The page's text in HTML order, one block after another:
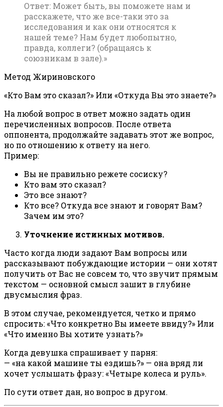
Ответ: Может быть, вы поможете нам и
расскажете, что же все-таки это за
исследования и как они относятся к
нашей теме? Нам будет любопытно,
правда, коллеги? (обращаясь к
союзникам в зале).»
Метод Жириновского
«Кто Вам это сказал?» Или «Откуда Вы это знаете?»
На любой вопрос в ответ можно задать один
перечисленных вопросов. После ответа
оппонента, продолжайте задавать этот же вопрос,
но по отношению к ответу на него.
Пример:
Вы не правильно режете сосиску?
Кто вам это сказал?
Это все знают?
Кто все? Откуда все знают и говорят Вам?
Зачем им это?
Уточнение истинных мотивов.
Часто когда люди задают Вам вопросы или
рассказывают побуждающие истории — они хотят
получить от Вас не совсем то, что звучит прямым
текстом — основной смысл зашит в глубине
двусмыслия фраз.
В этом случае, рекомендуется, четко и прямо
спросить: «Что конкретно Вы имеете ввиду?» Или
«Что именно Вы хотите узнать?»
Когда девушка спрашивает у парня:
— «на какой машине ты ездишь?» — она вряд ли
хочет услышать фразу: «Четыре колеса и руль».
По сути ответ дан, но вопрос в другом.